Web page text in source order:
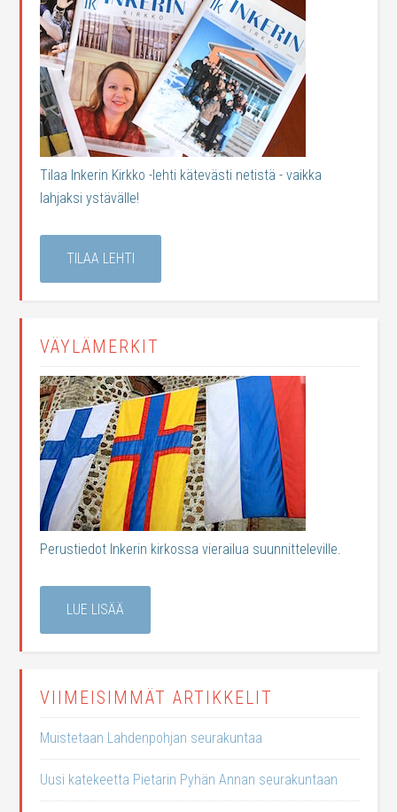
Tilaa Inkerin Kirkko -lehti kätevästi netistä - vaikka
lahjaksi ystävälle!
TILAA LEHTI
VÄYLÄMERKIT
Perustiedot Inkerin kirkossa vierailua suunnitteleville.
LUE LISÄÄ
VIIMEISIMMÄT ARTIKKELIT
Muistetaan Lahdenpohjan seurakuntaa
Uusi katekeetta Pietarin Pyhän Annan seurakuntaan